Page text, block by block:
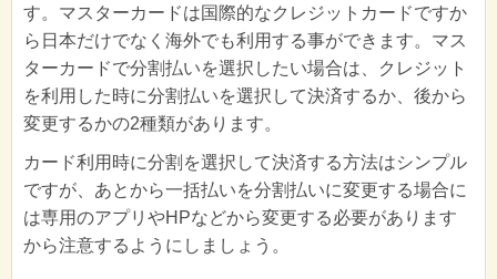
す。マスターカードは国際的なクレジットカードですか
ら日本だけでなく海外でも利用する事ができます。マス
ターカードで分割払いを選択したい場合は、クレジット
を利用した時に分割払いを選択して決済するか、後から
変更するかの2種類があります。
カード利用時に分割を選択して決済する方法はシンプル
ですが、あとから一括払いを分割払いに変更する場合に
は専用のアプリやHPなどから変更する必要があります
から注意するようにしましょう。